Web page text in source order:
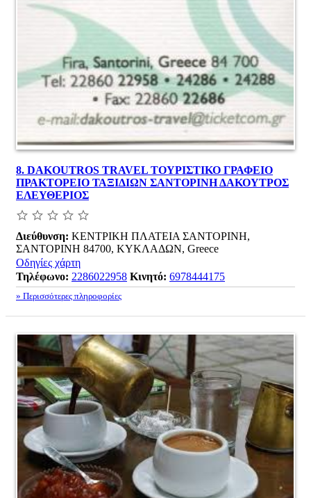
8. DAKOUTROS TRAVEL ΤΟΥΡΙΣΤΙΚΟ ΓΡΑΦΕΙΟ
ΠΡΑΚΤΟΡΕΙΟ ΤΑΞΙΔΙΩΝ ΣΑΝΤΟΡΙΝΗ ΔΑΚΟΥΤΡΟΣ
ΕΛΕΥΘΕΡΙΟΣ
Διεύθυνση: ΚΕΝΤΡΙΚΗ ΠΛΑΤΕΙΑ ΣΑΝΤΟΡΙΝΗ,
ΣΑΝΤΟΡΙΝΗ 84700, ΚΥΚΛΑΔΩΝ, Greece
Οδηγίες χάρτη
Τηλέφωνο: 2286022958 Κινητό: 6978444175
» Περισσότερες πληροφορίες